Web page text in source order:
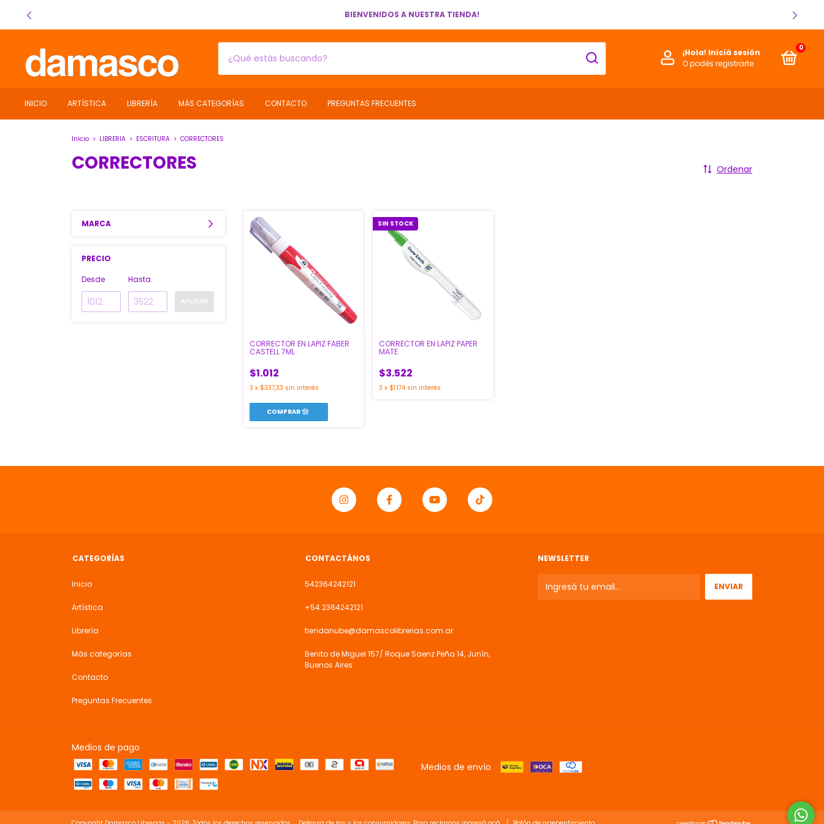
BIENVENIDOS A NUESTRA TIENDA!
¡Hola! Iniciá sesión
O podés registrarte
0
INICIO ARTÍSTICA LIBRERÍA MÁS CATEGORÍAS CONTACTO PREGUNTAS FRECUENTES
Inicio > LIBRERIA > ESCRITURA > CORRECTORES
CORRECTORES Ordenar
MARCA
PRECIO
Desde
Hasta
APLICAR
CORRECTOR EN LAPIZ FABER
CASTELL 7ML
$1.012
3 x $337,33 sin interés
SIN STOCK
CORRECTOR EN LAPIZ PAPER
MATE
$3.522
3 x $1.174 sin interés
CATEGORÍAS
Inicio
Artística
Librería
Más categorías
Contacto
Preguntas Frecuentes
CONTACTÁNOS
542364242121
+54 2364242121
tiendanube@damascolibrerias.com.ar
Benito de Miguel 157/ Roque Saenz Peña 14, Junín,
Buenos Aires
NEWSLETTER
Medios de pago
Medios de envío